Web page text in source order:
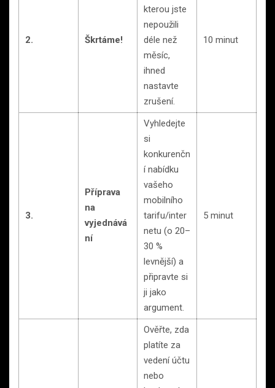
2. Škrtáme!
kterou jste
nepoužili
déle než
měsíc,
ihned
nastavte
zrušení.
10 minut
3.
Příprava
na
vyjednává
ní
Vyhledejte
si
konkurenčn
í nabídku
vašeho
mobilního
tarifu/inter
netu (o 20–
30 %
levnější) a
připravte si
ji jako
argument.
5 minut
Ověřte, zda
platíte za
vedení účtu
nebo